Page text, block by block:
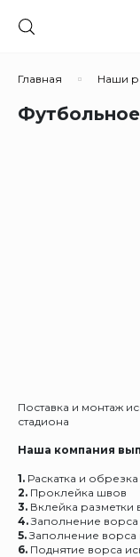
Главная Наши
Поставка и монтаж
стадиона
Наша компания
1. Раскатка и
2. Проклейка швов
3. Вклейка разметки
4.Заполнение
5.Заполнение ворса
6. Поднятие ворса